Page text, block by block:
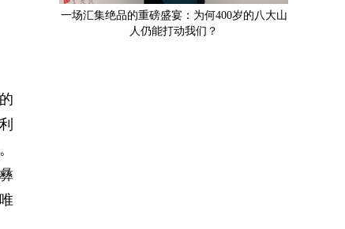
一场汇集绝品的重磅盛宴：为何400岁的八大山
人仍能打动我们？